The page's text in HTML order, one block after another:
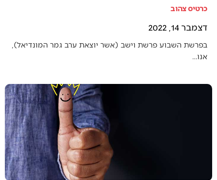
כרטיס צהוב
דצמבר 14, 2022
בפרשת השבוע פרשת וישב (אשר יוצאת ערב גמר המונדיאל),
אנו…